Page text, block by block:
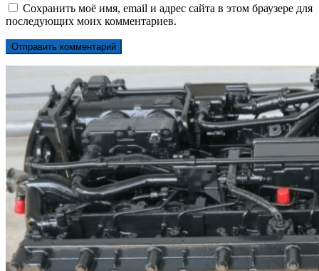
Сохранить моё имя, email и адрес сайта в этом браузере для
последующих моих комментариев.